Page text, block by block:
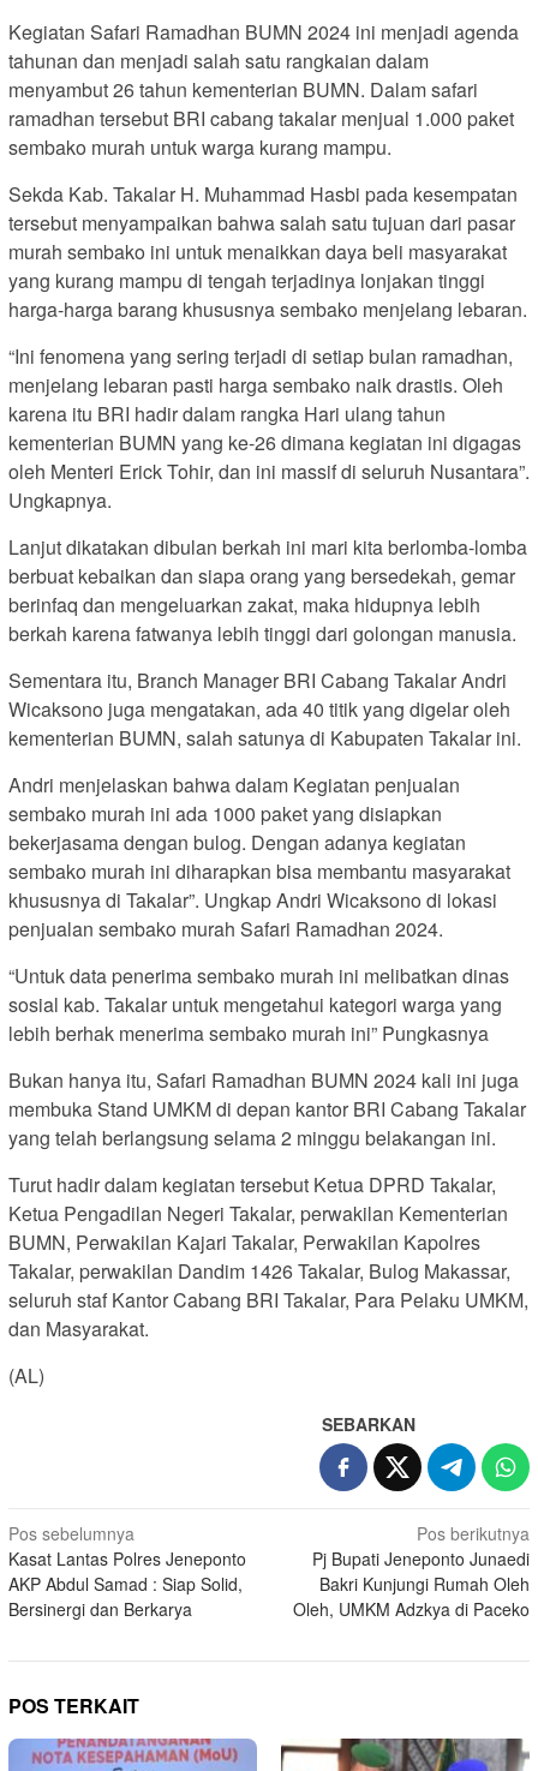
Kegiatan Safari Ramadhan BUMN 2024 ini menjadi agenda
tahunan dan menjadi salah satu rangkaian dalam
menyambut 26 tahun kementerian BUMN. Dalam safari
ramadhan tersebut BRI cabang takalar menjual 1.000 paket
sembako murah untuk warga kurang mampu.
Sekda Kab. Takalar H. Muhammad Hasbi pada kesempatan
tersebut menyampaikan bahwa salah satu tujuan dari pasar
murah sembako ini untuk menaikkan daya beli masyarakat
yang kurang mampu di tengah terjadinya lonjakan tinggi
harga-harga barang khususnya sembako menjelang lebaran.
“Ini fenomena yang sering terjadi di setiap bulan ramadhan,
menjelang lebaran pasti harga sembako naik drastis. Oleh
karena itu BRI hadir dalam rangka Hari ulang tahun
kementerian BUMN yang ke-26 dimana kegiatan ini digagas
oleh Menteri Erick Tohir, dan ini massif di seluruh Nusantara”.
Ungkapnya.
Lanjut dikatakan dibulan berkah ini mari kita berlomba-lomba
berbuat kebaikan dan siapa orang yang bersedekah, gemar
berinfaq dan mengeluarkan zakat, maka hidupnya lebih
berkah karena fatwanya lebih tinggi dari golongan manusia.
Sementara itu, Branch Manager BRI Cabang Takalar Andri
Wicaksono juga mengatakan, ada 40 titik yang digelar oleh
kementerian BUMN, salah satunya di Kabupaten Takalar ini.
Andri menjelaskan bahwa dalam Kegiatan penjualan
sembako murah ini ada 1000 paket yang disiapkan
bekerjasama dengan bulog. Dengan adanya kegiatan
sembako murah ini diharapkan bisa membantu masyarakat
khususnya di Takalar”. Ungkap Andri Wicaksono di lokasi
penjualan sembako murah Safari Ramadhan 2024.
“Untuk data penerima sembako murah ini melibatkan dinas
sosial kab. Takalar untuk mengetahui kategori warga yang
lebih berhak menerima sembako murah ini” Pungkasnya
Bukan hanya itu, Safari Ramadhan BUMN 2024 kali ini juga
membuka Stand UMKM di depan kantor BRI Cabang Takalar
yang telah berlangsung selama 2 minggu belakangan ini.
Turut hadir dalam kegiatan tersebut Ketua DPRD Takalar,
Ketua Pengadilan Negeri Takalar, perwakilan Kementerian
BUMN, Perwakilan Kajari Takalar, Perwakilan Kapolres
Takalar, perwakilan Dandim 1426 Takalar, Bulog Makassar,
seluruh staf Kantor Cabang BRI Takalar, Para Pelaku UMKM,
dan Masyarakat.
(AL)
SEBARKAN
Navigasi
pos
Pos sebelumnya
Kasat Lantas Polres Jeneponto
AKP Abdul Samad : Siap Solid,
Bersinergi dan Berkarya
Pos berikutnya
Pj Bupati Jeneponto Junaedi
Bakri Kunjungi Rumah Oleh
Oleh, UMKM Adzkya di Paceko
POS TERKAIT